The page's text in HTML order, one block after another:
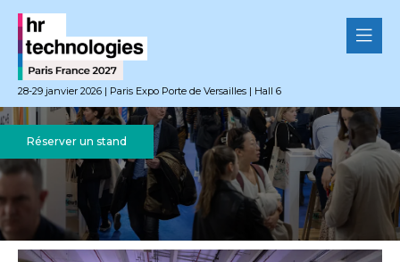
28-29 janvier 2026 | Paris Expo Porte de Versailles | Hall 6
Réserver un stand